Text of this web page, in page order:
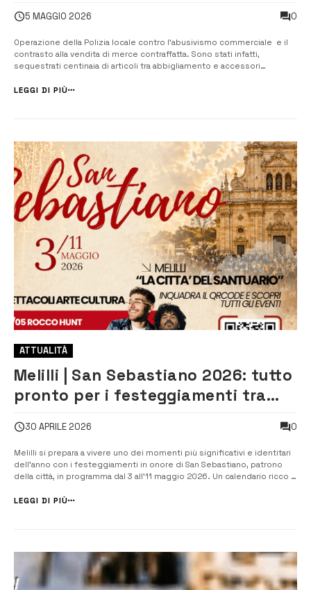
5 MAGGIO 2026 0
Operazione della Polizia locale contro l’abusivismo commerciale e il
contrasto alla vendita di merce contraffatta. Sono stati infatti,
sequestrati centinaia di articoli tra abbigliamento e accessori
dagli agenti del comando dei “caschi bianchi” della Terrazza degli I...
LEGGI DI PIÙ
ATTUALITÀ
Melilli | San Sebastiano 2026: tutto
pronto per i festeggiamenti tra
30 APRILE 2026 0
Melilli si prepara a vivere uno dei momenti più significativi e identitari
dell’anno con i festeggiamenti in onore di San Sebastiano, patrono
della città, in programma dal 3 all’11 maggio 2026. Un calendario ricco e
tradizione religiosa, cultura e spettacolo, coinvolgendo l’...
LEGGI DI PIÙ